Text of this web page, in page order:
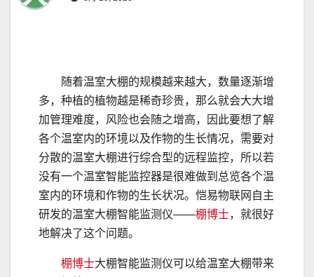
随着温室大棚的规模越来越大，数量逐渐增
多，种植的植物越是稀奇珍贵，那么就会大大增
加管理难度，风险也会随之增高，因此要想了解
各个温室内的环境以及作物的生长情况，需要对
分散的温室大棚进行综合型的远程监控，所以若
没有一个温室智能监控器是很难做到总览各个温
室内的环境和作物的生长状况。恺易物联网自主
研发的温室大棚智能监测仪——棚博士，就很好
地解决了这个问题。
棚博士大棚智能监测仪可以给温室大棚带来